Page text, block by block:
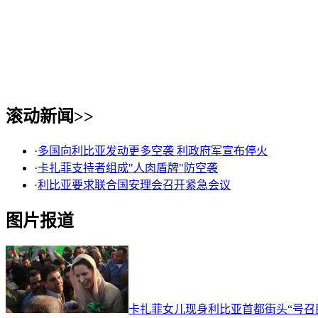
滚动新闻>>
·多国向利比亚发动更多空袭 利政府军宣布停火
·卡扎菲支持者组成"人肉盾牌"防空袭
·利比亚要求联合国安理会召开紧急会议
图片报道
卡扎菲女儿现身利比亚首都街头“号